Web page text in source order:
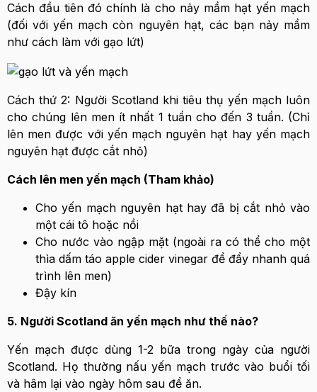
Cách đầu tiên đó chính là cho nảy mầm hạt yến mạch
(đối với yến mạch còn nguyên hạt, các bạn nảy mầm
như cách làm với gạo lứt)
Cách thứ 2: Người Scotland khi tiêu thụ yến mạch luôn
cho chúng lên men ít nhất 1 tuần cho đến 3 tuần. (Chỉ
lên men được với yến mạch nguyên hạt hay yến mạch
nguyên hạt được cắt nhỏ)
Cách lên men yến mạch (Tham khảo)
Cho yến mạch nguyên hạt hay đã bị cắt nhỏ vào
một cái tô hoặc nồi
Cho nước vào ngập mặt (ngoài ra có thể cho một
thìa dấm táo apple cider vinegar để đẩy nhanh quá
trình lên men)
Đậy kín
5. Người Scotland ăn yến mạch như thế nào?
Yến mạch được dùng 1-2 bữa trong ngày của người
Scotland. Họ thường nấu yến mạch trước vào buổi tối
và hâm lại vào ngày hôm sau để ăn.